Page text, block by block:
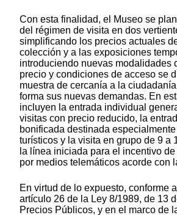
Con esta finalidad, el Museo se
del régimen de visita en dos
simplificando los precios actuales
colección y a las exposiciones
introduciendo nuevas modalidades
precio y condiciones de acceso se
muestra de cercanía a la
forma sus nuevas demandas. En
incluyen la entrada individual
visitas con precio reducido, la
bonificada destinada
turísticos y la visita en grupo de 9 a
la línea iniciada para el incentivo
por medios telemáticos acorde con
En virtud de lo expuesto, conforme
artículo 26 de la Ley 8/1989, de 13
Precios Públicos, y en el marco de